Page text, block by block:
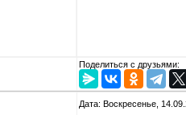
Поделиться с друзьями:
Дата: Воскресенье,